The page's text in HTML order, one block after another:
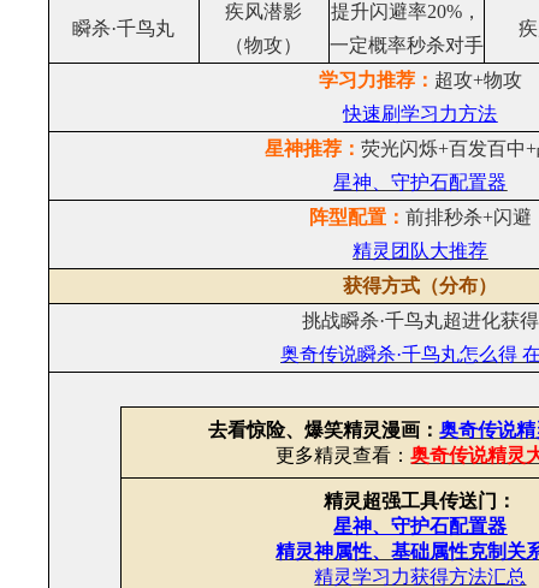
瞬杀·千鸟丸
疾风潜影
（物攻）
提升闪避率20%，
一定概率秒杀对手
学习力推荐： 超攻+物攻
快速刷学习力方法
星神推荐：荧光闪烁+百发百中
星神、守护石配置器
阵型配置： 前排秒杀+闪避
精灵团队大推荐
获得方式（分布）
挑战瞬杀·千鸟丸超进化获得
奥奇传说瞬杀·千鸟丸怎么得
去看惊险、爆笑精灵漫画：奥奇传说
更多精灵查看：奥奇传说精灵
精灵超强工具传送门：
星神、守护石配置器
精灵神属性、基础属性克制关
精灵学习力获得方法汇总